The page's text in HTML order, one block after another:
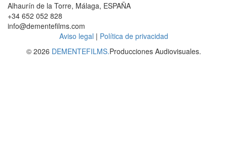
Alhaurín de la Torre, Málaga, ESPAÑA
+34 652 052 828
info@dementefilms.com
Aviso legal | Política de privacidad
© 2026 DEMENTEFILMS.Producciones Audiovisuales.